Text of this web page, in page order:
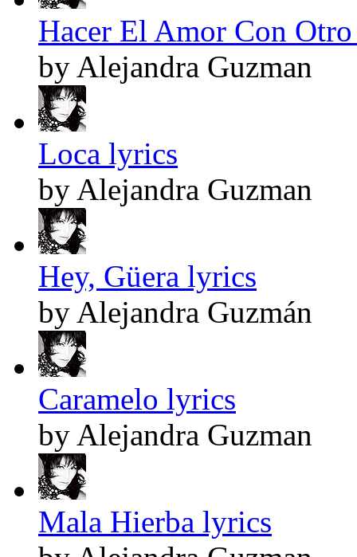
Hacer El Amor Con
by Alejandra Guzman
Loca lyrics
by Alejandra Guzman
Hey, Güera lyrics
by Alejandra Guzmán
Caramelo lyrics
by Alejandra Guzman
Mala Hierba lyrics